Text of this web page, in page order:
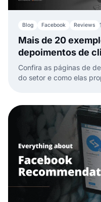
Blog Facebook Reviews
Mais de 20
depoimentos de
Confira as páginas de
do setor e como elas